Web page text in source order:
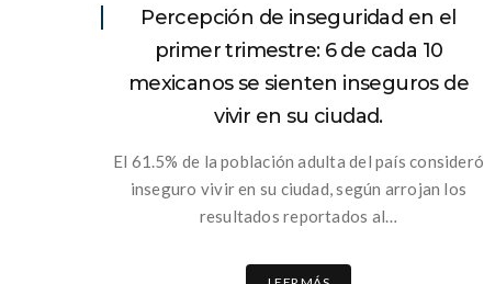
Percepción de inseguridad en el
primer trimestre: 6 de cada 10
mexicanos se sienten inseguros de
vivir en su ciudad.
El 61.5% de la población adulta del país consideró
inseguro vivir en su ciudad, según arrojan los
resultados reportados al…